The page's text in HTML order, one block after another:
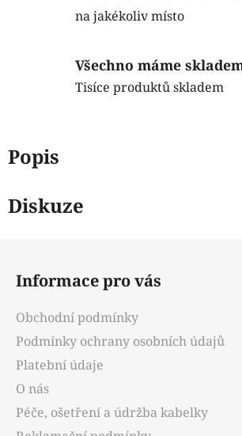
na jakékoliv místo
Všechno máme
Tisíce produktů skladem
Popis
Diskuze
Informace pro vás
Obchodní podmínky
Podmínky ochrany osobních údajů
Platební údaje
O nás
Péče, ošetření a údržba kabelky